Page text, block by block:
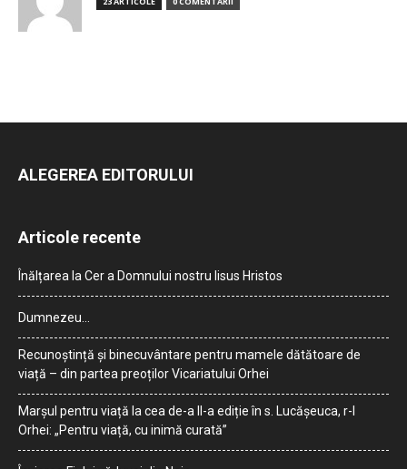
ALEGEREA EDITORULUI
Articole recente
Înălțarea la Cer a Domnului nostru Iisus Hristos
Dumnezeu…
Recunoștință și binecuvântare pentru mamele dătătoare de
viață – din partea preoților Vicariatului Orhei
Marșul pentru viață la cea de-a II-a ediție în s. Lucășeuca, r-l
Orhei: „Pentru viață, cu inimă curată”